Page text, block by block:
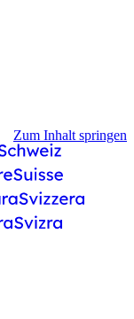
Zum Inhalt springen